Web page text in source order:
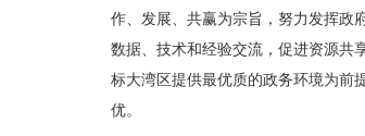
作、发展、共赢为宗旨，努力发挥政
数据、技术和经验交流，促进资源共
标大湾区提供最优质的政务环境为前
优。